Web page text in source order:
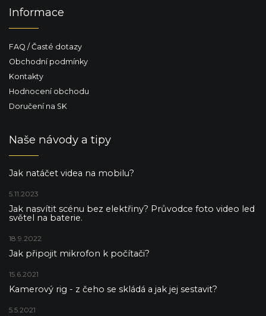
Informace
FAQ / Časté dotazy
Obchodní podmínky
Kontakty
Hodnocení obchodu
Doručení na SK
Naše návody a tipy
Jak natáčet videa na mobilu?
5.11.2023
Jak nasvítit scénu bez elektřiny? Průvodce foto video led
světel na baterie.
18.9.2022
Jak připojit mikrofon k počítači?
15.6.2021
Kamerový rig - z čeho se skládá a jak jej sestavit?
5.5.2021